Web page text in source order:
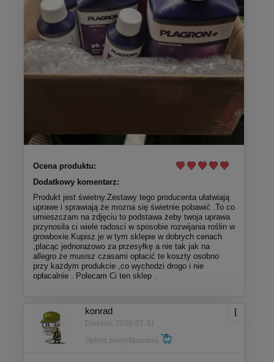
Ocena produktu:
Dodatkowy komentarz:
Produkt jest świetny.Zestawy tego producenta ułatwiają
uprawe i sprawiają że mozna się świetnie pobawić .To co
umieszczam na zdjęciu to podstawa żeby twoja uprawa
przynosila ci wiele radosci w sposobie rozwijania roślin w
growboxie.Kupisz je w tym sklepie w dobrych cenach
,placąc jednorazowo za przesyłkę a nie tak jak na
allegro że musisz czasami opłacić te koszty osobno
przy każdym produkcie ,co wychodzi drogo i nie
opłacalnie . Polecam Ci ten sklep .
konrad
Dodano: 2026-07-31
Opinia zweryfikowana